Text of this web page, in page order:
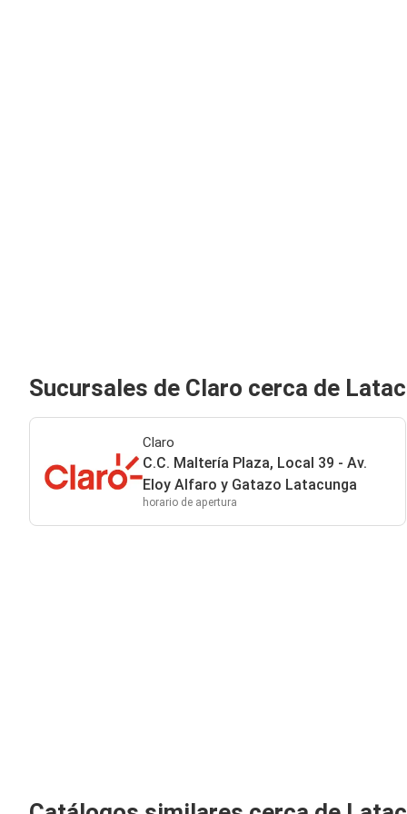
Sucursales de Claro cerca de
Claro
C.C. Maltería Plaza, Local 39 - Av.
Eloy Alfaro y Gatazo Latacunga
horario de apertura